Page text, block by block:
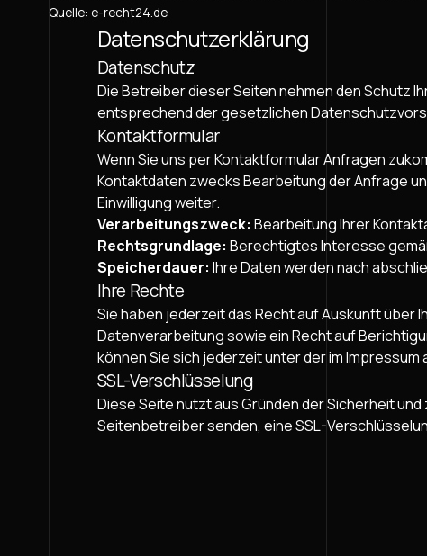
Quelle: e-recht24.de
Datenschutzerklärung
Datenschutz
Die Betreiber dieser Seiten nehmen den Schutz
entsprechend der gesetzlichen
Kontaktformular
Wenn Sie uns per Kontaktformular Anfragen
Kontaktdaten zwecks Bearbeitung der Anfrage
Einwilligung weiter.
Verarbeitungszweck: Bearbeitung Ihrer
Rechtsgrundlage: Berechtigtes Interesse
Speicherdauer: Ihre Daten werden nach
Ihre Rechte
Sie haben jederzeit das Recht auf Auskunft
Datenverarbeitung sowie ein Recht auf
können Sie sich jederzeit unter der im
SSL-Verschlüsselung
Diese Seite nutzt aus Gründen der Sicherheit
Seitenbetreiber senden, eine SSL-